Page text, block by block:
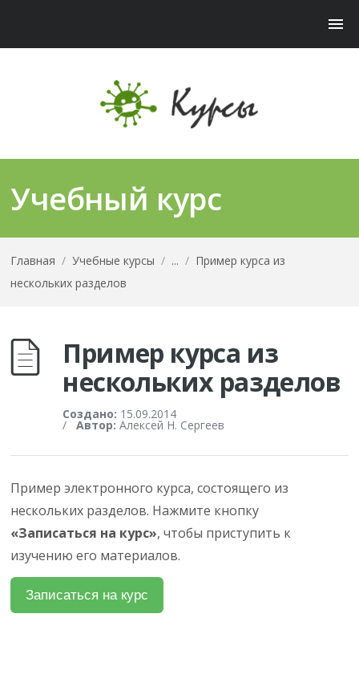
Учебный курс
Главная / Учебные курсы / ... / Пример курса из
нескольких разделов
Пример курса из
нескольких разделов
Создано: 15.09.2014
/ Автор: Алексей Н. Сергеев
Пример электронного курса, состоящего из
нескольких разделов. Нажмите кнопку
«Записаться на курс», чтобы приступить к
изучению его материалов.